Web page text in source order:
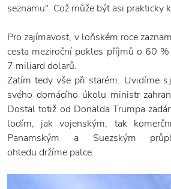
seznamu". Což může být asi prakticky
Pro zajímavost, v loňském roce
cesta meziroční pokles příjmů o 60 %
7 miliard dolarů.
Zatím tedy vše při starém. Uvidíme s
svého domácího úkolu ministr
Dostal totiž od Donalda Trumpa
lodím, jak vojenským, tak
Panamským a Suezským
ohledu držíme palce.